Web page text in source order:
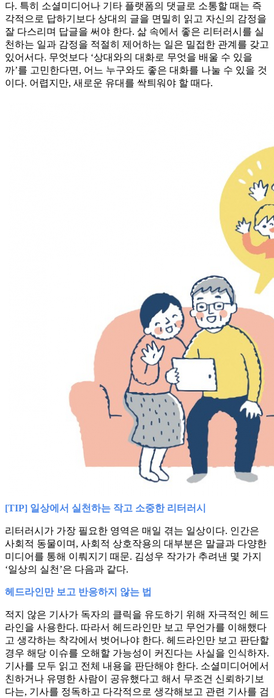
다. 특히 소셜미디어나 기타 플랫폼의 댓글로 소통할 때는 즉
각적으로 답하기보다 상대의 글을 면밀히 읽고 자신의 감정을
잘 다스리며 답글을 써야 한다. 삶 속에서 좋은 리터러시를 실
천하는 일과 감정을 적절히 제어하는 일은 밀접한 관계를 갖고
있어서다. 무엇보다 ‘상대와의 대화로 무엇을 배울 수 있을
까’를 고민한다면, 어느 누구와도 좋은 대화를 나눌 수 있을 것
이다. 어렵지만, 새로운 유대를 싹틔워야 할 때다.
[TIP] 일상에서 실천하는 작고 소중한 리터러시
리터러시가 가장 필요한 영역은 매일 겪는 일상이다. 인간은
사회적 동물이며, 사회적 상호작용의 대부분은 말글과 다양한
미디어를 통해 이뤄지기 때문. 김성우 작가가 추려낸 몇 가지
‘일상의 실천’은 다음과 같다.
헤드라인만 보고 반응하지 않는 법
적지 않은 기사가 독자의 클릭을 유도하기 위해 자극적인 헤드
라인을 사용한다. 따라서 헤드라인만 보고 무언가를 이해했다
고 생각하는 착각에서 벗어나야 한다. 헤드라인만 보고 판단할
경우 해당 이슈를 오해할 가능성이 커진다는 사실을 인식하자.
기사를 모두 읽고 전체 내용을 판단해야 한다. 소셜미디어에서
친하거나 유명한 사람이 공유했다고 해서 무조건 신뢰하기보
다는, 기사를 정독하고 다각적으로 생각해보고 관련 기사를 검